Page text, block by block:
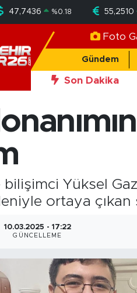
47,7436 %0.18 55,2510
Foto
Gündem
Son Dakika
bilişimci Yüksel
ortaya
10.03.2025 - 17:22
GÜNCELLEME
Fikstür